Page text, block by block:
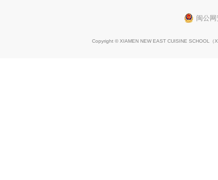
闽公
Copyright © XIAMEN NEW EAST CUISINE SCHOOL（